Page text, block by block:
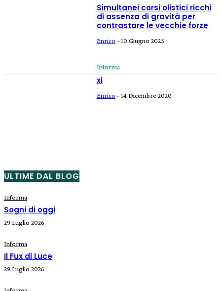
Simultanei corsi olistici ricchi
di assenza di gravità per
contrastare le vecchie forze
Enrico - 10 Giugno 2025
Informa
xi
Enrico - 14 Dicembre 2020
ULTIME DAL BLOG
Informa
Sogni di oggi
29 Luglio 2026
Informa
Il Fux di Luce
29 Luglio 2026